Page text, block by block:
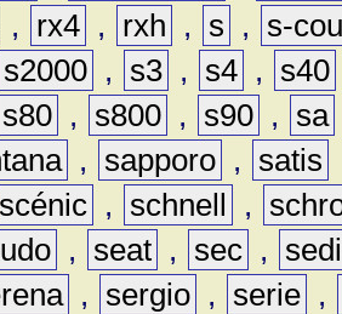
, rx4 , rxh , s ,
s-
s2000 , s3 , s4 , s40
s80 , s800 , s90 , sa
, sapporo , satis
scénic , schnell ,
, seat , sec ,
, sergio , serie ,